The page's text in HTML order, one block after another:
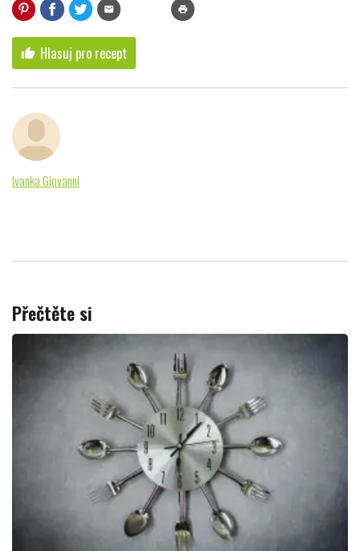
mail print
thumb_up Hlasuj pro recept
Ivanka Giovanni
Přečtěte si